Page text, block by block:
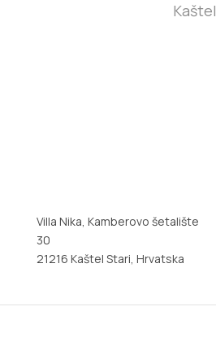
Villa Nika, Kamberovo šetalište
30
21216 Kaštel Stari, Hrvatska